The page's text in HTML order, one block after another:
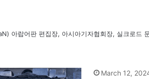
아랍어판 편집장, 아시아기자협회장, 실크로
March 12,